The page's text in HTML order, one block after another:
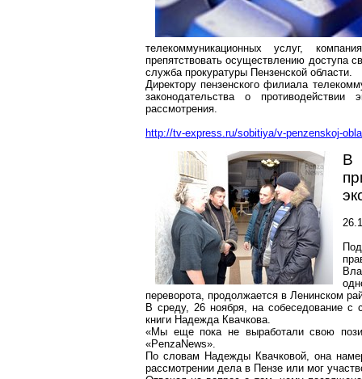
телекоммуникационных услуг,
препятствовать осуществлению доступа
служба прокуратуры Пензенской области.
Директору пензенского филиала
законодательства о противодействии
рассмотрения.
http://tv-express.ru/sobitiya/v-penzenskoj-
В
переворота, продолжается в Ленинском
В среду, 26 ноября, на собеседование с
книги Надежда Квачкова.
«Мы еще пока не выработали свою
«PenzaNews».
По словам Надежды Квачковой, она
рассмотрении дела в Пензе или мог